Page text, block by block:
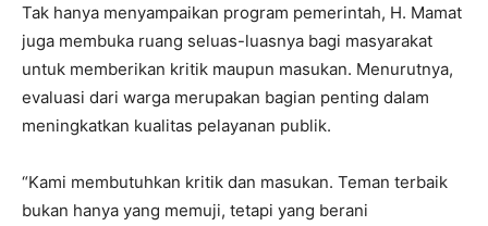
Tak hanya menyampaikan program pemerintah, H. Mamat
juga membuka ruang seluas-luasnya bagi masyarakat
untuk memberikan kritik maupun masukan. Menurutnya,
evaluasi dari warga merupakan bagian penting dalam
meningkatkan kualitas pelayanan publik.
“Kami membutuhkan kritik dan masukan. Teman terbaik
bukan hanya yang memuji, tetapi yang berani